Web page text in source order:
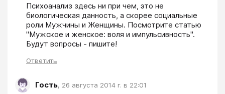
Психоанализ здесь ни при чем, это не
биологическая данность, а скорее социальные
роли Мужчины и Женщины. Посмотрите статью
"Мужское и женское: воля и импульсивность".
Будут вопросы - пишите!
Ответить
Гость, 26 августа 2014 г. в 22:01